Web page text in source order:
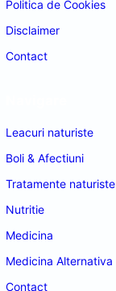
Politica de Cookies
Disclaimer
Contact
Leacuri naturiste
Boli & Afectiuni
Tratamente naturiste
Nutritie
Medicina
Medicina Alternativa
Contact